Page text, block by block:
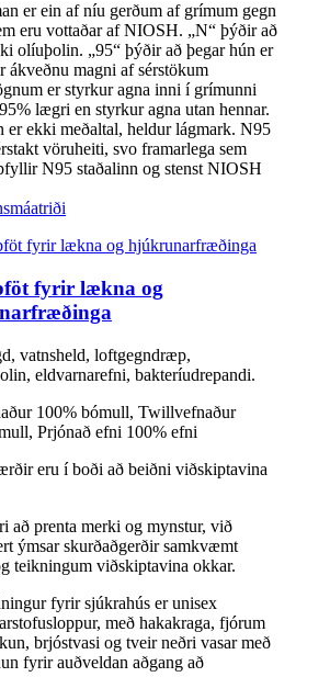
er ein af níu gerðum af grímum gegn
eru vottaðar af NIOSH. „N“ þýðir að
olíuþolin. „95“ þýðir að þegar hún er
ákveðnu magni af sérstökum
er styrkur agna inni í grímunni
lægri en styrkur agna utan hennar.
er ekki meðaltal, heldur lágmark. N95
vöruheiti, svo framarlega sem
N95 staðalinn og stenst NIOSH
smáatriði
fyrir lækna og
vatnsheld, loftgegndræp,
eldvarnarefni, bakteríudrepandi.
100% bómull, Twillvefnaður
Prjónað efni 100% efni
eru í boði að beiðni viðskiptavina
að prenta merki og mynstur, við
ýmsar skurðaðgerðir samkvæmt
teikningum viðskiptavina okkar.
fyrir sjúkrahús er unisex
með hakakraga, fjórum
brjóstvasi og tveir neðri vasar með
fyrir auðveldan aðgang að